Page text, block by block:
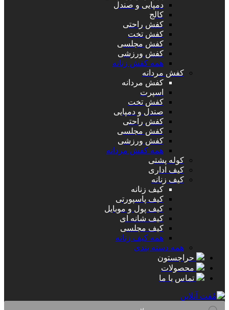
دمپایی و صندل
کالج
کفش راحتی
کفش تخت
کفش مجلسی
کفش ورزشی
همه کفش زنانه
کفش مردانه
کفش مردانه
اسپرت
کفش تخت
صندل و دمپایی
کفش راحتی
کفش مجلسی
کفش ورزشی
همه کفش مردانه
کوله پشتی
کیف اداری
کیف زنانه
کیف زنانه
کیف پاسپورتی
کیف پول و موبایل
کیف شانه ای
کیف مجلسی
همه کیف زنانه
همه دسته بندی
حراجستون
محصولات
تماس با ما
Products